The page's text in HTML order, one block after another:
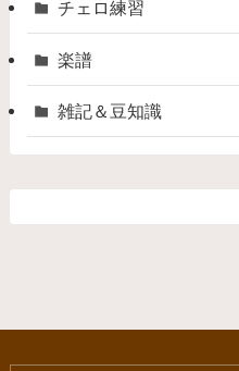
チェロ練習
楽譜
雑記＆豆知識